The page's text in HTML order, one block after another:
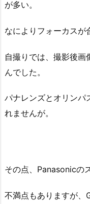
が多い。
なによりフォーカスが
自撮りでは、撮影後
んでした。
パナレンズとオリンパ
れませんが。
その点、Panasonicの
不満点もありますが、